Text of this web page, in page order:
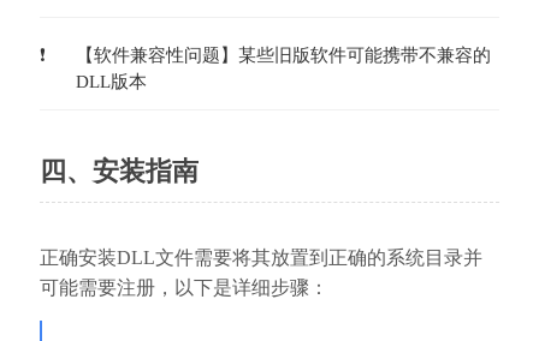
【软件兼容性问题】某些旧版软件可能携带不兼容的
DLL版本
四、安装指南
正确安装DLL文件需要将其放置到正确的系统目录并
可能需要注册，以下是详细步骤：